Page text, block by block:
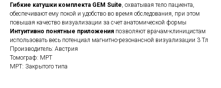
Гибкие катушки комплекта GEM Suite, охватывая тело пациента,
обеспечивают ему покой и удобство во время обследования, при этом
повышая качество визуализации за счет анатомической формы
Интуитивно понятные приложения позволяют врачам-клиницистам
использовать весь потенциал магнитно-резонансной визуализации 3 Тл
Производитель: Австрия
Томограф: МРТ
МРТ: Закрытого типа